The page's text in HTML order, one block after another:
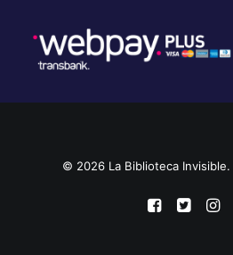
© 2026 La Biblioteca